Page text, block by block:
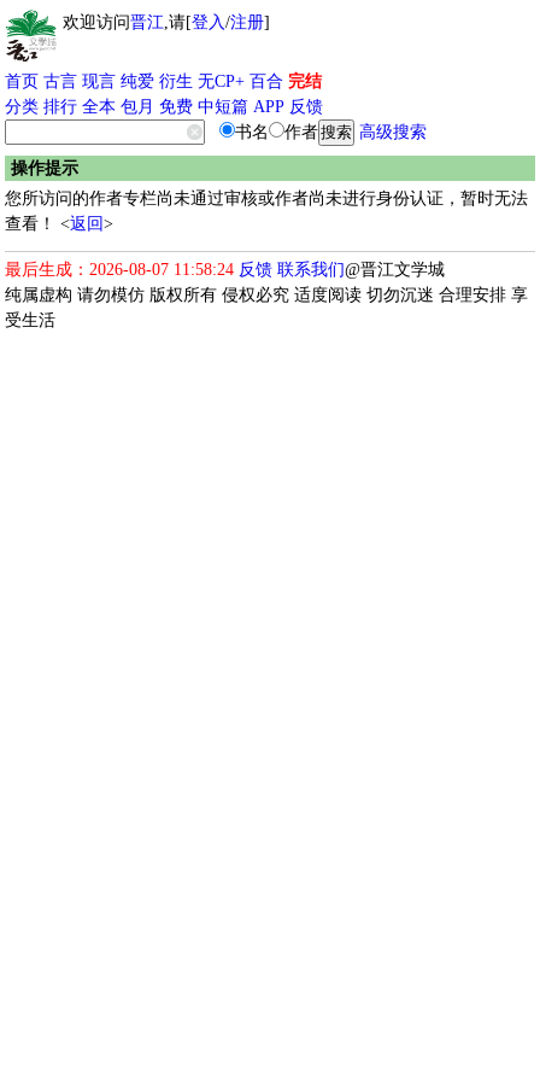
欢迎访问晋江,请[登入/注册]
首页 古言 现言 纯爱 衍生 无CP+ 百合 完结
分类 排行 全本 包月 免费 中短篇 APP 反馈
书名
作者
高级搜索
操作提示
您所访问的作者专栏尚未通过审核或作者尚未进行身份认证，暂时无法
查看！ <返回>
最后生成：2026-08-07 11:58:24 反馈 联系我们@晋江文学城
纯属虚构 请勿模仿 版权所有 侵权必究 适度阅读 切勿沉迷 合理安排 享
受生活